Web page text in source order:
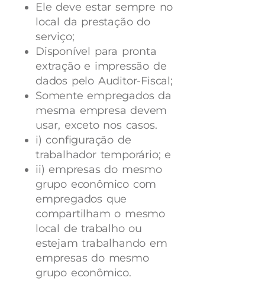
Ele deve estar sempre no
local da prestação do
serviço;
Disponível para pronta
extração e impressão de
dados pelo Auditor-Fiscal;
Somente empregados da
mesma empresa devem
usar, exceto nos casos.
i) configuração de
trabalhador temporário; e
ii) empresas do mesmo
grupo econômico com
empregados que
compartilham o mesmo
local de trabalho ou
estejam trabalhando em
empresas do mesmo
grupo econômico.